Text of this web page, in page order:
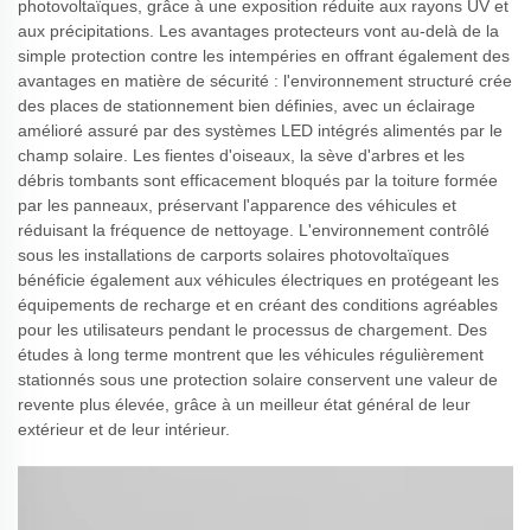
photovoltaïques, grâce à une exposition réduite aux rayons UV et
aux précipitations. Les avantages protecteurs vont au-delà de la
simple protection contre les intempéries en offrant également des
avantages en matière de sécurité : l'environnement structuré crée
des places de stationnement bien définies, avec un éclairage
amélioré assuré par des systèmes LED intégrés alimentés par le
champ solaire. Les fientes d'oiseaux, la sève d'arbres et les
débris tombants sont efficacement bloqués par la toiture formée
par les panneaux, préservant l'apparence des véhicules et
réduisant la fréquence de nettoyage. L'environnement contrôlé
sous les installations de carports solaires photovoltaïques
bénéficie également aux véhicules électriques en protégeant les
équipements de recharge et en créant des conditions agréables
pour les utilisateurs pendant le processus de chargement. Des
études à long terme montrent que les véhicules régulièrement
stationnés sous une protection solaire conservent une valeur de
revente plus élevée, grâce à un meilleur état général de leur
extérieur et de leur intérieur.